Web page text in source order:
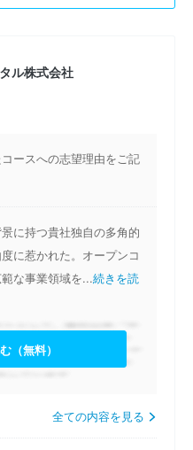
ル株式会社
ースへの志望理由をご記
に持つ貴社独自の多角的
に惹かれた。オープンコ
な事業領域を...続きを読
（無料）
全ての内容を見る